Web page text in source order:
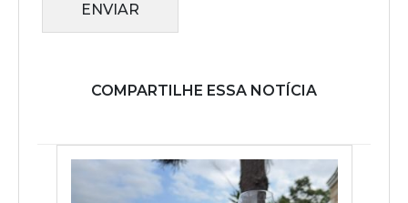
ENVIAR
COMPARTILHE ESSA NOTÍCIA